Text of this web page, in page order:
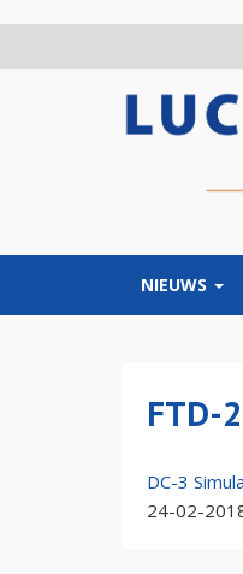
NIEUWS
FTD-2
DC-3
24-02-